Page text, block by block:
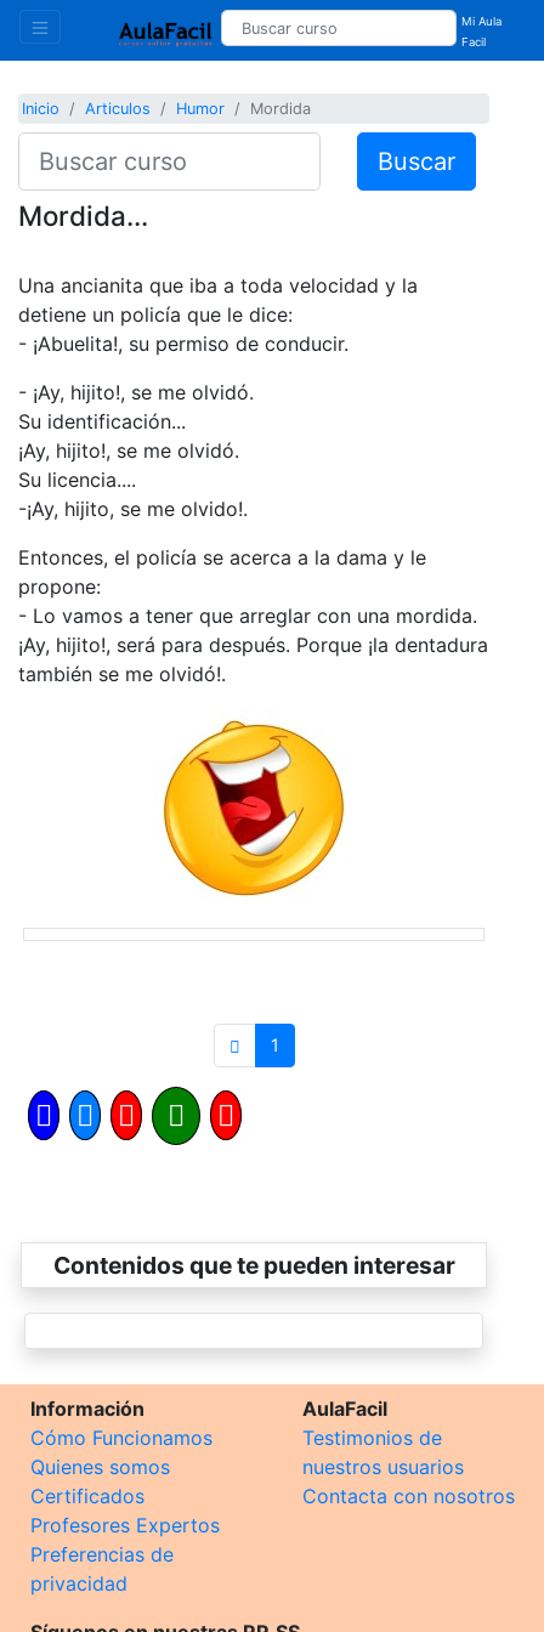
Mi Aula
Facil
Inicio Articulos Humor Mordida
Buscar
Mordida...
Una ancianita que iba a toda velocidad y la
detiene un policía que le dice:
- ¡Abuelita!, su permiso de conducir.
- ¡Ay, hijito!, se me olvidó.
Su identificación...
¡Ay, hijito!, se me olvidó.
Su licencia....
-¡Ay, hijito, se me olvido!.
Entonces, el policía se acerca a la dama y le
propone:
- Lo vamos a tener que arreglar con una mordida.
¡Ay, hijito!, será para después. Porque ¡la dentadura
también se me olvidó!.
1
Contenidos que te pueden interesar
Información
Cómo Funcionamos
Quienes somos
Certificados
Profesores Expertos
Preferencias de
privacidad
AulaFacil
Testimonios de
nuestros usuarios
Contacta con nosotros